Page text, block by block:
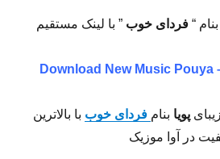
بنام “ فردای خوب” با لینک مستقیم
Download New Music Pouya
پویا بنام فردای خوب با بالاترین
در آوا موزیک